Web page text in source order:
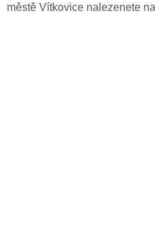
městě Vítkovice nalezenete